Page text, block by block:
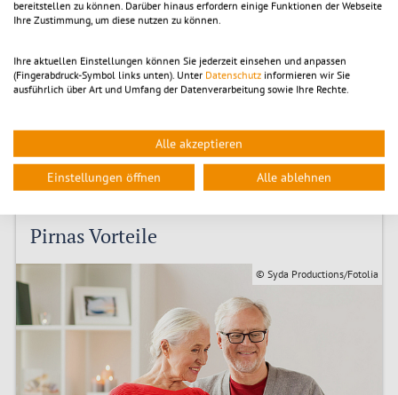
Seniorenvertretung Pirna
Pirnas Vorteile
© Syda Productions/Fotolia
bereitstellen zu können. Darüber hinaus erfordern einige Funktionen der Webseite
Ihre Zustimmung, um diese nutzen zu können.
Ihre aktuellen Einstellungen können Sie jederzeit einsehen und anpassen
(Fingerabdruck-Symbol links unten). Unter Datenschutz informieren wir Sie
ausführlich über Art und Umfang der Datenverarbeitung sowie Ihre Rechte.
Alle akzeptieren
Einstellungen öffnen Alle ablehnen